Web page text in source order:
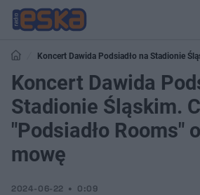
Koncert Dawida Podsiadło na Stadionie
Rooms" odbierają mowę
Koncert Dawida
Stadionie Śląskim.
"Podsiadło Rooms"
mowę
2024-06-22 0:09